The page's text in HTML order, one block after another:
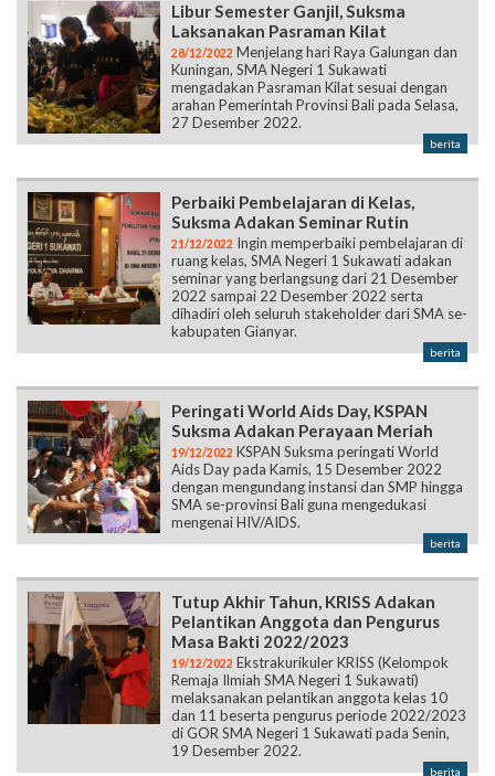
Libur Semester Ganjil, Suksma
Laksanakan Pasraman Kilat
28/12/2022 Menjelang hari Raya Galungan dan
Kuningan, SMA Negeri 1 Sukawati
mengadakan Pasraman Kilat sesuai dengan
arahan Pemerintah Provinsi Bali pada Selasa,
27 Desember 2022.
berita
Perbaiki Pembelajaran di Kelas,
Suksma Adakan Seminar Rutin
21/12/2022 Ingin memperbaiki pembelajaran di
ruang kelas, SMA Negeri 1 Sukawati adakan
seminar yang berlangsung dari 21 Desember
2022 sampai 22 Desember 2022 serta
dihadiri oleh seluruh stakeholder dari SMA se-
kabupaten Gianyar.
berita
Peringati World Aids Day, KSPAN
Suksma Adakan Perayaan Meriah
19/12/2022 KSPAN Suksma peringati World
Aids Day pada Kamis, 15 Desember 2022
dengan mengundang instansi dan SMP hingga
SMA se-provinsi Bali guna mengedukasi
mengenai HIV/AIDS.
berita
Tutup Akhir Tahun, KRISS Adakan
Pelantikan Anggota dan Pengurus
Masa Bakti 2022/2023
19/12/2022 Ekstrakurikuler KRISS (Kelompok
Remaja Ilmiah SMA Negeri 1 Sukawati)
melaksanakan pelantikan anggota kelas 10
dan 11 beserta pengurus periode 2022/2023
di GOR SMA Negeri 1 Sukawati pada Senin,
19 Desember 2022.
berita